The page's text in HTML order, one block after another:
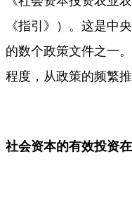
《指引》）。这是中
的数个政策文件之一
程度，从政策的频繁
社会资本的有效投资